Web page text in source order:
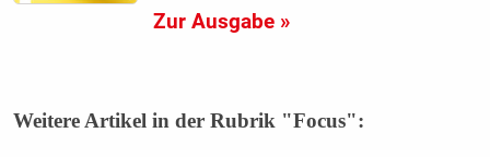
Zur Ausgabe »
Weitere Artikel in der Rubrik "Focus":